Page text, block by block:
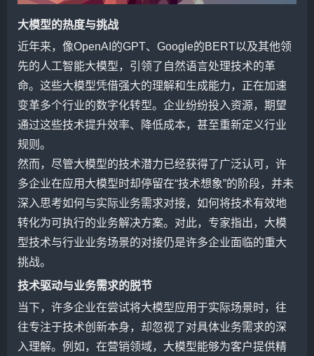
大模型的热度与挑战
近年来，像OpenAI的GPT、Google的BERT以及其他领
先的人工智能大模型，引领了自然语言处理技术的革
命。这些大模型凭借强大的理解和生成能力，正在加速
变革多个行业的数字化转型。企业纷纷投入资源，期望
通过这些技术提升效率、降低成本，甚至重新定义行业
规则。
然而，尽管大模型的技术潜力已经获得了广泛认可，许
多企业在应用大模型时却停留在“技术想象”的阶段，并未
深入思考如何与实际业务需求对接，如何将技术有效地
转化为可执行的业务解决方案。对此，专家指出，大模
型技术与行业业务场景的对接仍是许多企业面临的重大
挑战。
技术驱动与业务需求的脱节
当下，许多企业在尝试将大模型应用于实际场景时，往
往专注于技术创新本身，却忽视了对具体业务需求的深
入理解。例如，在营销领域，大模型能够为客户提供精